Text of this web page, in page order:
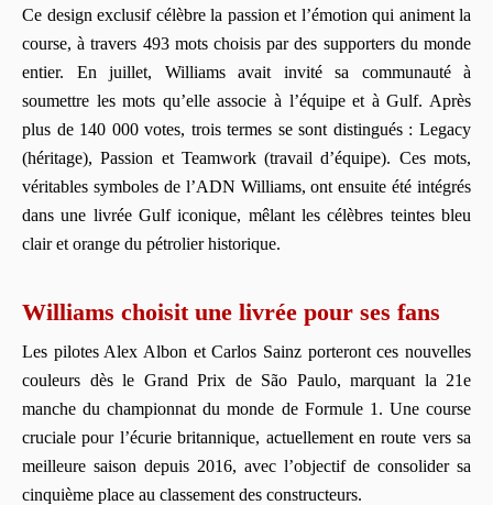
Ce design exclusif célèbre la passion et l’émotion qui animent la
course, à travers 493 mots choisis par des supporters du monde
entier. En juillet, Williams avait invité sa communauté à
soumettre les mots qu’elle associe à l’équipe et à Gulf. Après
plus de 140 000 votes, trois termes se sont distingués : Legacy
(héritage), Passion et Teamwork (travail d’équipe). Ces mots,
véritables symboles de l’ADN Williams, ont ensuite été intégrés
dans une livrée Gulf iconique, mêlant les célèbres teintes bleu
clair et orange du pétrolier historique.
Williams choisit une livrée pour ses fans
Les pilotes Alex Albon et Carlos Sainz porteront ces nouvelles
couleurs dès le Grand Prix de São Paulo, marquant la 21e
manche du championnat du monde de Formule 1. Une course
cruciale pour l’écurie britannique, actuellement en route vers sa
meilleure saison depuis 2016, avec l’objectif de consolider sa
cinquième place au classement des constructeurs.